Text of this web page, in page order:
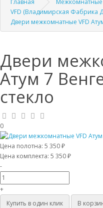
VFD (Владимирская Фабрика
Двери межкомнатные VFD
Двери
Атум 7
стекло
0
Цена полотна: 5 350 ₽
Цена комплекта: 5 350 ₽
-
+
Купить в один клик
В